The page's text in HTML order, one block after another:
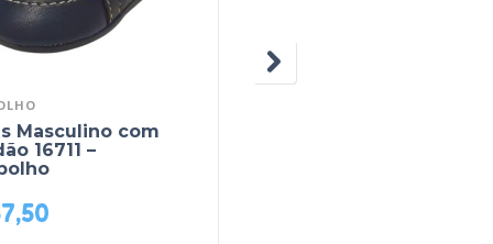
Masculino com
16711 –